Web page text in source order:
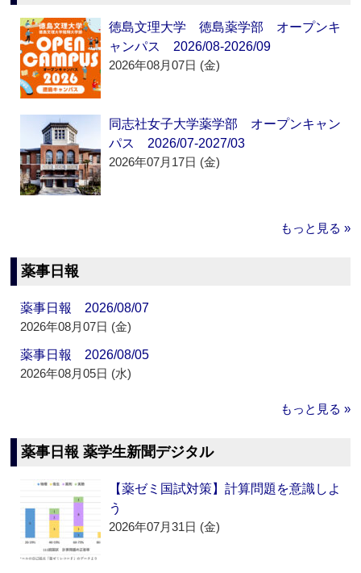
徳島文理大学 徳島薬学部 オープンキ
ャンパス 2026/08-2026/09
2026年08月07日 (金)
同志社女子大学薬学部 オープンキャン
パス 2026/07-2027/03
2026年07月17日 (金)
もっと見る »
薬事日報
薬事日報 2026/08/07
2026年08月07日 (金)
薬事日報 2026/08/05
2026年08月05日 (水)
もっと見る »
薬事日報 薬学生新聞デジタル
【薬ゼミ国試対策】計算問題を意識しよ
う
2026年07月31日 (金)